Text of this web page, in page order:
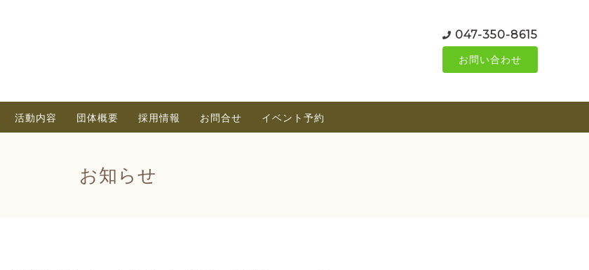
047-350-8615
お問い合わせ
活動内容 団体概要 採用情報 お問合せ イベント予約
お知らせ